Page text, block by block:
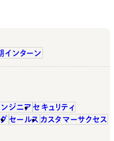
インターン
ジニア セキュリティ
セールス カスタマーサクセス